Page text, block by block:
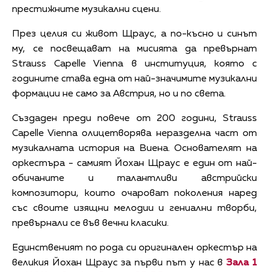
престижните музикални сцени.
През целия си живот Щраус, а по-късно и синът
му, се посвещават на мисията да превърнат
Strauss Capelle Vienna в институция, която с
годините става една от най-значимите музикални
формации не само за Австрия, но и по света.
Създаден преди повече от 200 години, Strauss
Capelle Vienna олицетворява неразделна част от
музикалната история на Виена. Основателят на
оркестъра - самият Йохан Щраус е един от най-
обичаните и талантливи австрийски
композитори, които очароват поколения наред
със своитe изящни мелодии и гениални творби,
превърнали се във вечни класики.
Единственият по рода си оригинален оркестър на
великия Йохан Щраус за първи път у нас вЗала 1